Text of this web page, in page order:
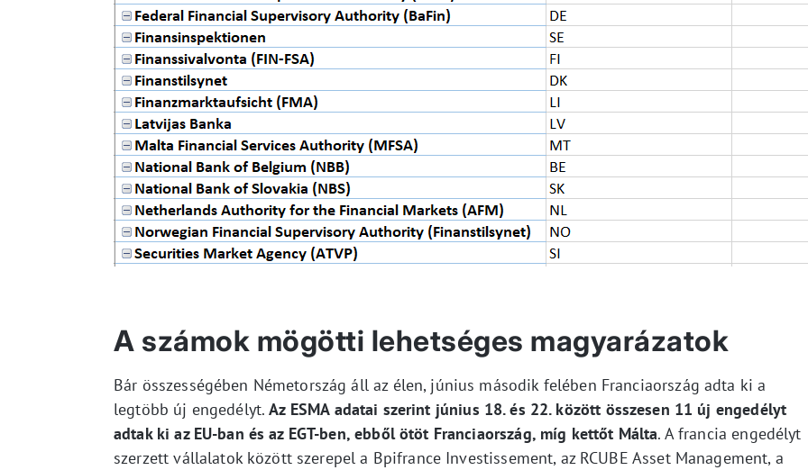
A számok mögötti lehetséges magyarázatok
Bár összességében Németország áll az élen, június második felében Franciaország adta ki a
legtöbb új engedélyt.Az ESMA adatai szerint június 18. és 22. között összesen 11 új engedélyt
adtak ki az EU-ban és az EGT-ben, ebből ötöt Franciaország, míg kettőt Málta. A francia engedélyt
szerzett vállalatok között szerepel a Bpifrance Investissement, az RCUBE Asset Management, a